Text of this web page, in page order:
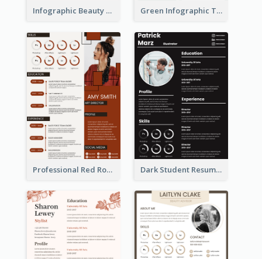
Infographic Beauty Consultant Resume Green Infographic Teacher Resume
Professional Red Rouge Resume Dark Student Resume